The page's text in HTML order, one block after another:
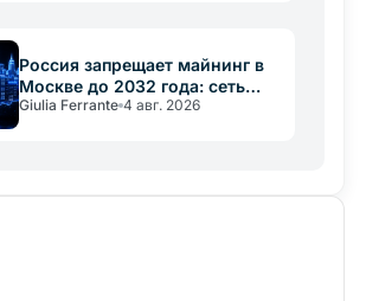
Россия запрещает майнинг в
Москве до 2032 года: сеть
важнее крипты
Giulia Ferrante 4 авг. 2026